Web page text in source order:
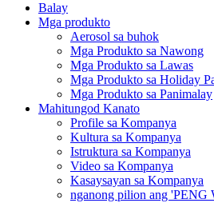
Balay
Mga produkto
Aerosol sa buhok
Mga Produkto sa Nawong
Mga Produkto sa Lawas
Mga Produkto sa Holiday
Mga Produkto sa Panimalay
Mahitungod Kanato
Profile sa Kompanya
Kultura sa Kompanya
Istruktura sa Kompanya
Video sa Kompanya
Kasaysayan sa Kompanya
nganong pilion ang 'PENG